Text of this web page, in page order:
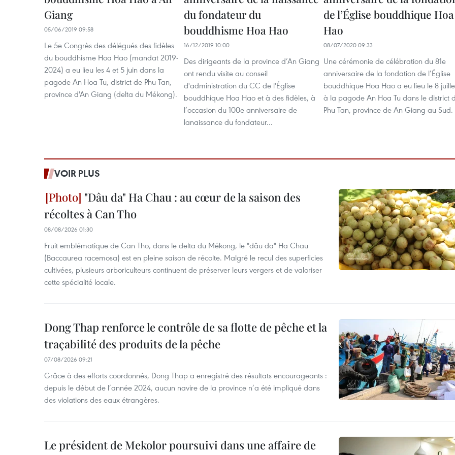
Giang
05/06/2019 09:58
Le 5e Congrès des délégués des fidèles
du bouddhisme Hoa Hao (mandat 2019-
2024) a eu lieu les 4 et 5 juin dans la
pagode An Hoa Tu, district de Phu Tan,
province d'An Giang (delta du Mékong).
du fondateur du
bouddhisme Hoa Hao
16/12/2019 10:00
Des dirigeants de la province d’An Giang
ont rendu visite au conseil
d'administration du CC de l'Église
bouddhique Hoa Hao et à des fidèles, à
l’occasion du 100e anniversaire de
lanaissance du fondateur...
de l’Église bouddhique Hoa
Hao
08/07/2020 09:33
Une cérémonie de célébration du 81e
anniversaire de la fondation de l’Église
bouddhique Hoa Hao a eu lieu le 8
à la pagode An Hoa Tu dans le district
Phu Tan, province de An Giang au Sud.
VOIR PLUS
"Dâu da" Ha Chau : au cœur de la saison des
récoltes à Can Tho
08/08/2026 01:30
Fruit emblématique de Can Tho, dans le delta du Mékong, le "dâu da" Ha Chau
(Baccaurea racemosa) est en pleine saison de récolte. Malgré le recul des superficies
cultivées, plusieurs arboriculteurs continuent de préserver leurs vergers et de valoriser
cette spécialité locale.
Dong Thap renforce le contrôle de sa flotte de pêche et la
traçabilité des produits de la pêche
07/08/2026 09:21
Grâce à des efforts coordonnés, Dong Thap a enregistré des résultats encourageants :
depuis le début de l’année 2024, aucun navire de la province n’a été impliqué dans
des violations des eaux étrangères.
Le président de Mekolor poursuivi dans une affaire de